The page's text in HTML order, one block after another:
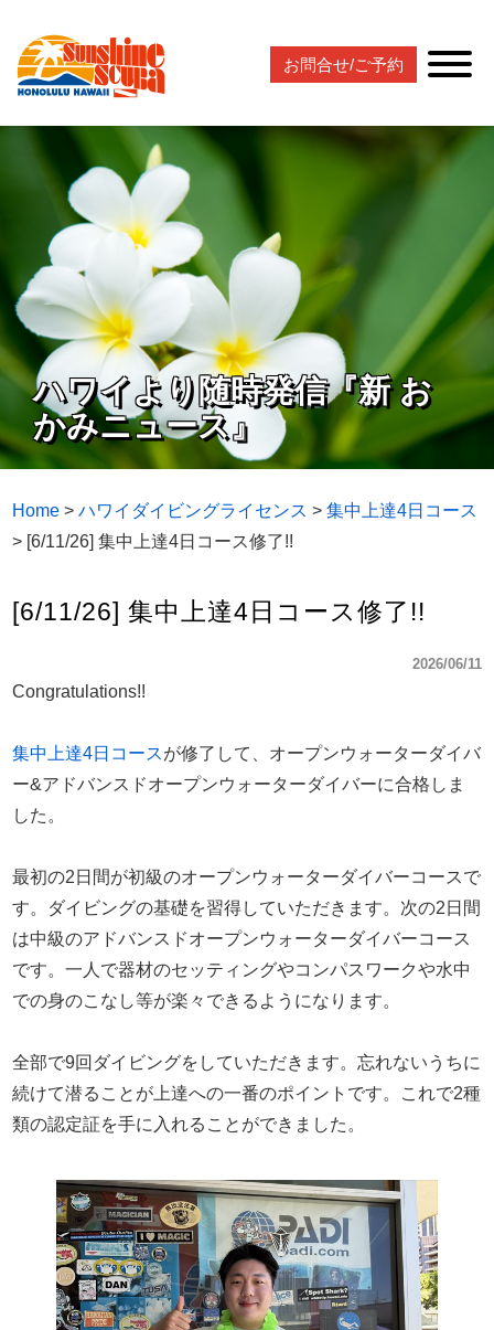
お問合せ/ご予約
ハワイより随時発信『新 お
かみニュース』
Home >ハワイダイビングライセンス >集中上達4日コース
> [6/11/26] 集中上達4日コース修了!!
[6/11/26] 集中上達4日コース修了!!
2026/06/11
Congratulations!!
集中上達4日コースが修了して、オープンウォーターダイバ
ー&アドバンスドオープンウォーターダイバーに合格しま
した。
最初の2日間が初級のオープンウォーターダイバーコースで
す。ダイビングの基礎を習得していただきます。次の2日間
は中級のアドバンスドオープンウォーターダイバーコース
です。一人で器材のセッティングやコンパスワークや水中
での身のこなし等が楽々できるようになります。
全部で9回ダイビングをしていただきます。忘れないうちに
続けて潜ることが上達への一番のポイントです。これで2種
類の認定証を手に入れることができました。